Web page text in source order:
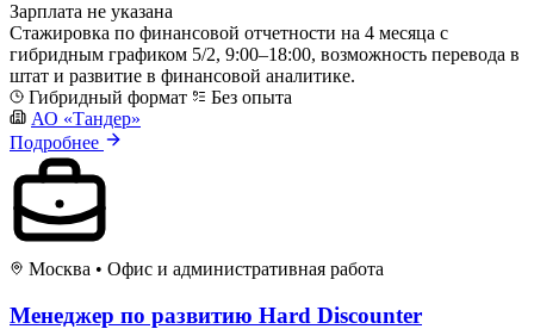
Зарплата не указана
Стажировка по финансовой отчетности на 4 месяца с
гибридным графиком 5/2, 9:00–18:00, возможность перевода в
штат и развитие в финансовой аналитике.
Гибридный формат
Без опыта
АО «Тандер»
Подробнее
Москва • Офис и административная работа
Менеджер по развитию Hard Discounter